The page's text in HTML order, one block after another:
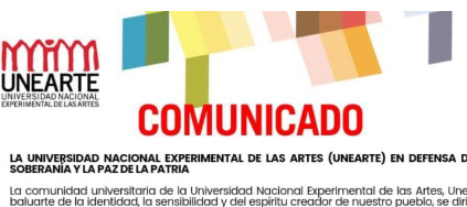
Etiqueta:PatrimonioCultural